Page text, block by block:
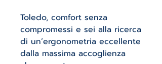
Toledo, comfort senza
compromessi e sei alla ricerca
di un’ergonometria eccellente
dalla massima accoglienza